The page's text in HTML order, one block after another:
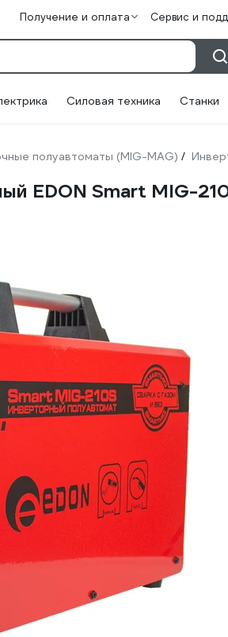
Получение и оплата Сервис и
Силовая техника Станки
полуавтоматы (MIG-MAG) /
EDON Smart MIG-